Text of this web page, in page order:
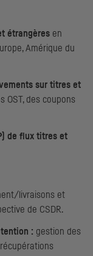
étrangères en
Amérique du
sur titres et
OST, des coupons
) de flux titres et
livraisons et
de CSDR.
: gestion des